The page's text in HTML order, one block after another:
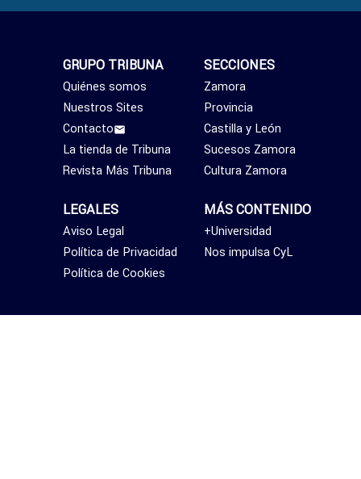
SECCIONES
Zamora
Provincia
Castilla y León
Sucesos Zamora
Cultura Zamora
MÁS CONTENIDO
+Universidad
Nos impulsa CyL
GRUPO TRIBUNA
Quiénes somos
Nuestros Sites
Contacto
La tienda de Tribuna
Revista Más Tribuna
LEGALES
Aviso Legal
Política de Privacidad
Política de Cookies